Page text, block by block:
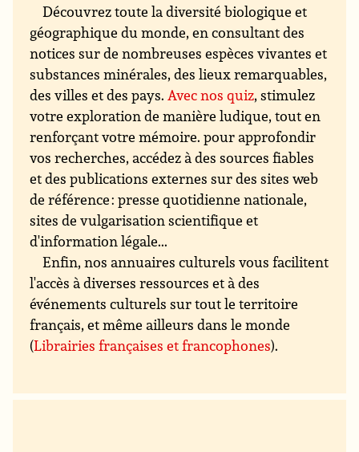
Découvrez toute la diversité biologique et
géographique du monde, en consultant des
notices sur de nombreuses espèces vivantes et
substances minérales, des lieux remarquables,
des villes et des pays. Avec nos quiz, stimulez
votre exploration de manière ludique, tout en
renforçant votre mémoire. pour approfondir
vos recherches, accédez à des sources fiables
et des publications externes sur des sites web
de référence : presse quotidienne nationale,
sites de vulgarisation scientifique et
d'information légale...
Enfin, nos annuaires culturels vous facilitent
l'accès à diverses ressources et à des
événements culturels sur tout le territoire
français, et même ailleurs dans le monde
(Librairies françaises et francophones).